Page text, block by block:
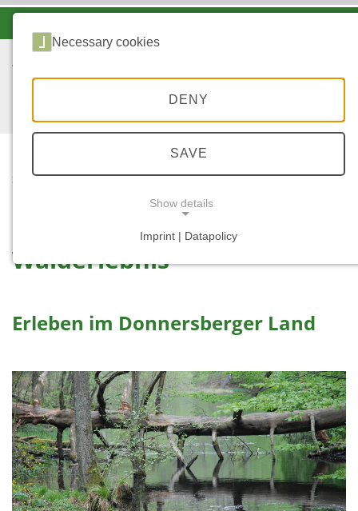
STARTSEITE
...
Walderlebnis
Erleben im Donnersberger Land
Necessary cookies
DENY
SAVE
Show details
Imprint | Datapolicy